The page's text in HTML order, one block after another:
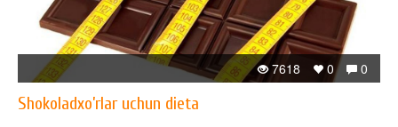
0
0
7618
Shokoladxo’rlar uchun dieta